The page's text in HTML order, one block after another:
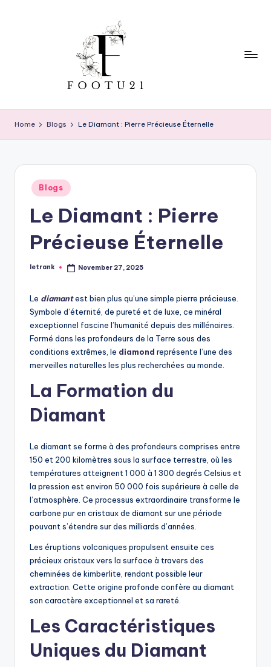
o
o
t
Home Blogs Le Diamant : Pierre Précieuse Éternelle
Posted
in
Blogs
Le Diamant : Pierre
Précieuse Éternelle
Posted
letrank November 27, 2025
Le diamantest bien plus qu’une simple pierre précieuse.
Symbole d’éternité, de pureté et de luxe, ce minéral
exceptionnel fascine l’humanité depuis des millénaires.
Formé dans les profondeurs de la Terre sous des
conditions extrêmes, le diamond représente l’une des
merveilles naturelles les plus recherchées au monde.
La Formation du
Diamant
Le diamant se forme à des profondeurs comprises entre
150 et 200 kilomètres sous la surface terrestre, où les
températures atteignent 1 000 à 1 300 degrés Celsius et
la pression est environ 50 000 fois supérieure à celle de
l’atmosphère. Ce processus extraordinaire transforme le
carbone pur en cristaux de diamant sur une période
pouvant s’étendre sur des milliards d’années.
Les éruptions volcaniques propulsent ensuite ces
précieux cristaux vers la surface à travers des
cheminées de kimberlite, rendant possible leur
extraction. Cette origine profonde confère au diamant
son caractère exceptionnel et sa rareté.
Les Caractéristiques
Uniques du Diamant